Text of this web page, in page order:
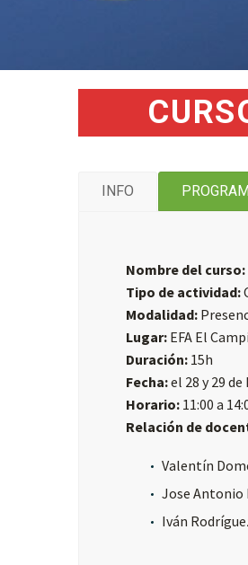
INFO
Nombre del curso:
Tipo de actividad:
Modalidad:
Lugar: EFA El
Duración: 15h
Fecha:el 28 y 29
Horario: 11:00 a
Relación de
Valentín
Jose Antonio
Iván